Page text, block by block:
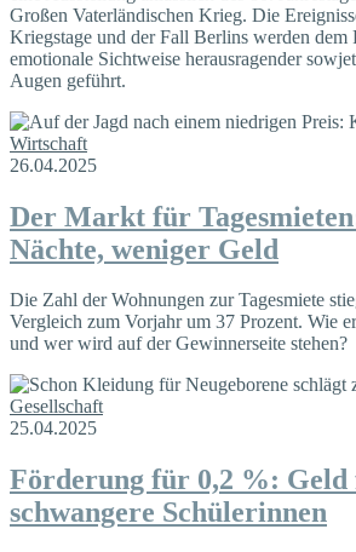
Großen Vaterländischen Krieg. Die
Kriegstage und der Fall Berlins werden dem
emotionale Sichtweise herausragender
Augen geführt.
Wirtschaft
26.04.2025
Der Markt für
Nächte, weniger Geld
Die Zahl der Wohnungen zur Tagesmiete
Vergleich zum Vorjahr um 37 Prozent. Wie
und wer wird auf der Gewinnerseite stehen?
Gesellschaft
25.04.2025
Förderung für 0,2 %: Geld
schwangere Schülerinnen